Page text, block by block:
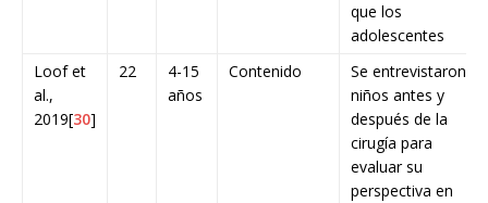
que los
adolescentes
Loof et
al.,
2019[30]
22
4-15
años
Contenido
Se entrevistaron
niños antes y
después de la
cirugía para
evaluar su
perspectiva en